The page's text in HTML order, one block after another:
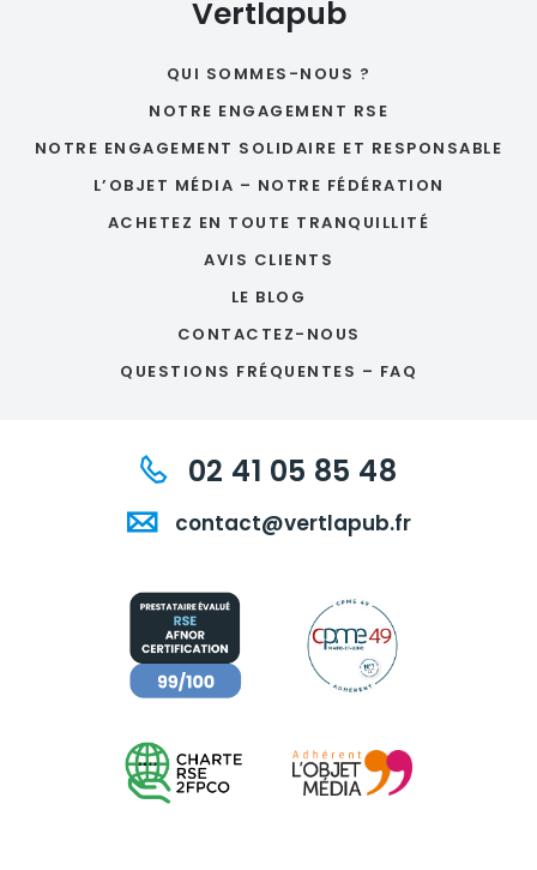
Vertlapub
QUI SOMMES-NOUS ?
NOTRE ENGAGEMENT RSE
NOTRE ENGAGEMENT SOLIDAIRE ET RESPONSABLE
L’OBJET MÉDIA – NOTRE FÉDÉRATION
ACHETEZ EN TOUTE TRANQUILLITÉ
AVIS CLIENTS
LE BLOG
CONTACTEZ-NOUS
QUESTIONS FRÉQUENTES – FAQ
02 41 05 85 48
contact@vertlapub.fr